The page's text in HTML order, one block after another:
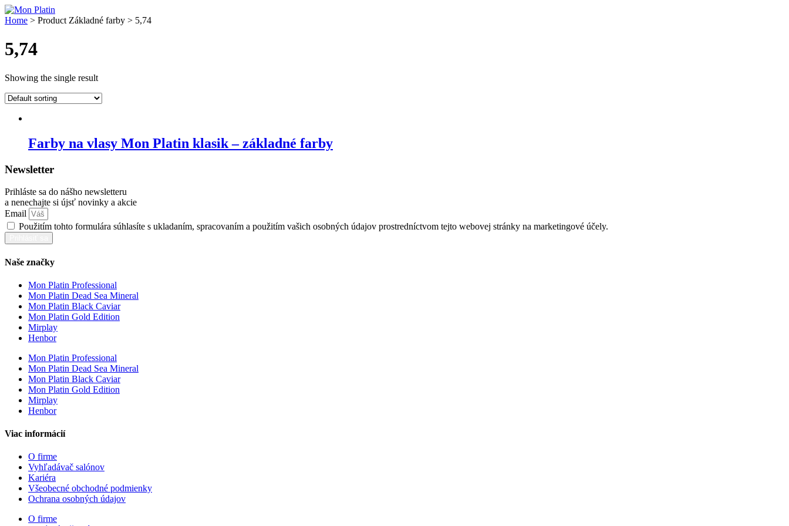
Skip
to
Home > Product Základné farby > 5,74
5,74
Showing the single result
Farby na vlasy Mon Platin klasik – základné farby
Newsletter
Prihláste sa do nášho newsletteru
a nenechajte si újsť novinky a akcie
Email
Použitím tohto formulára súhlasíte s ukladaním, spracovaním a použitím vašich osobných údajov prostredníctvom tejto webovej stránky na marketingové účely.
Naše značky
Mon Platin Professional
Mon Platin Dead Sea Mineral
Mon Platin Black Caviar
Mon Platin Gold Edition
Mirplay
Henbor
Mon Platin Professional
Mon Platin Dead Sea Mineral
Mon Platin Black Caviar
Mon Platin Gold Edition
Mirplay
Henbor
Viac informácií
O firme
Vyhľadávač salónov
Kariéra
Všeobecné obchodné podmienky
Ochrana osobných údajov
O firme